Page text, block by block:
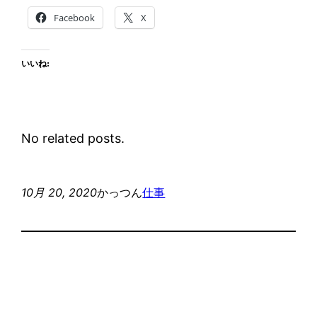
Facebook X
いいね:
No related posts.
10月 20, 2020かっつん仕事